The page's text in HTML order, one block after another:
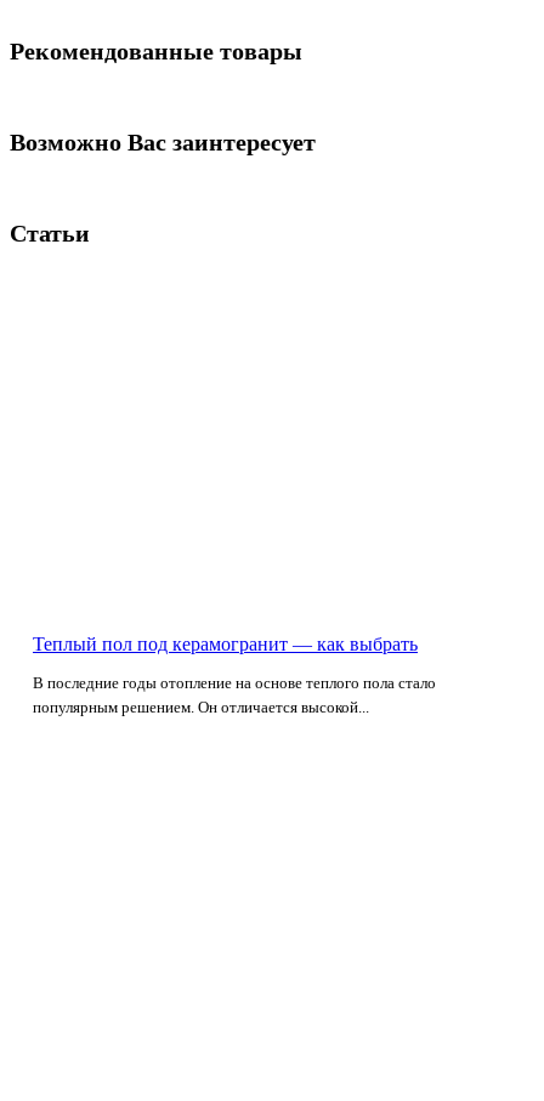
Рекомендованные товары
Возможно Вас заинтересует
Статьи
Теплый пол под керамогранит — как выбрать
В последние годы отопление на основе теплого пола стало
популярным решением. Он отличается высокой...